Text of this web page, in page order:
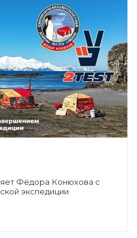
Фёдора Конюхова с
экспедиции